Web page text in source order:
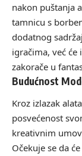
nakon puštanja
tamnicu s
dodatnog
igračima, već
zakorače u
Budućnost
Kroz izlazak
posvećenost
kreativnim
Očekuje se da